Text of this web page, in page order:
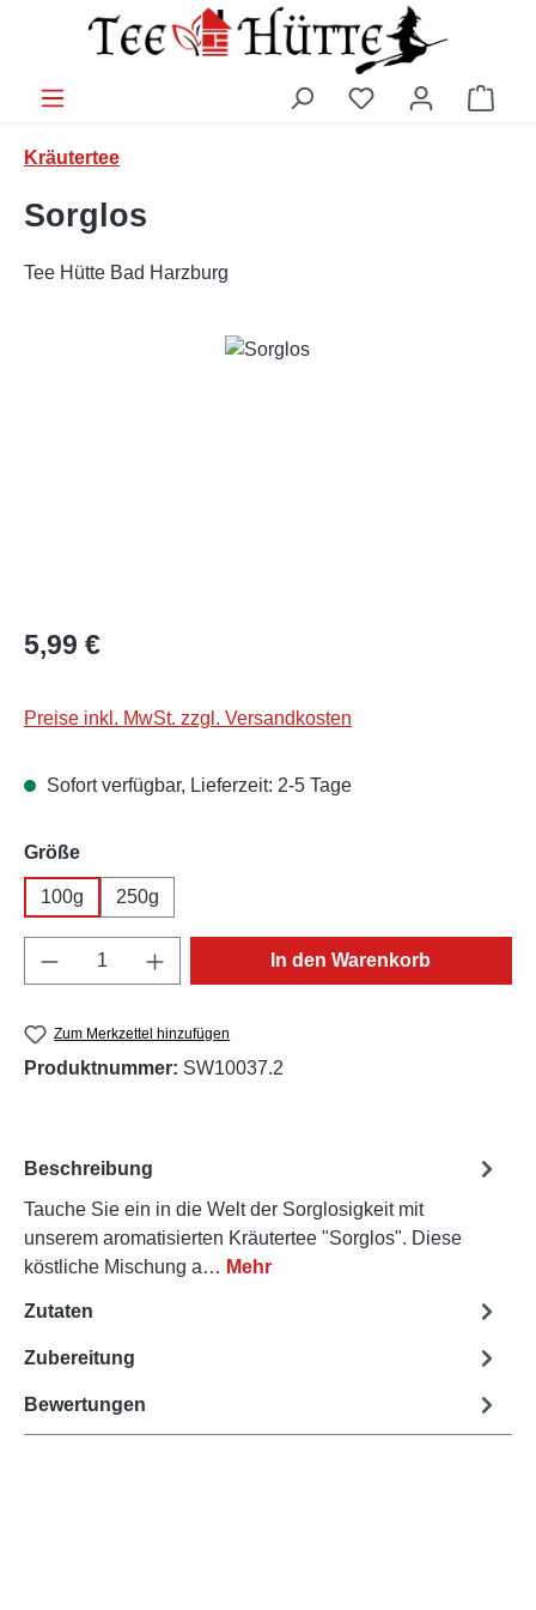
Zum Hauptinhalt springen
Kräutertee
Sorglos
Tee Hütte Bad Harzburg
Bildergalerie überspringen
Regulärer Preis:
5,99 €
Preise inkl. MwSt. zzgl. Versandkosten
Sofort verfügbar, Lieferzeit: 2-5 Tage
Größeauswählen
100g 250g
Produkt Anzahl: Gib den gewünschten
In den Warenkorb
Zum Merkzettel hinzufügen
Produktnummer: SW10037.2
Beschreibung
Tauche Sie ein in die Welt der Sorglosigkeit mit
unserem aromatisierten Kräutertee "Sorglos". Diese
köstliche Mischung a… Mehr
Zutaten
Zubereitung
Bewertungen